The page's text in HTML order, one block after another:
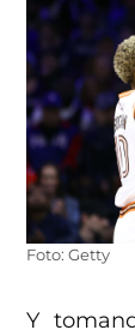
Foto: Getty
Y